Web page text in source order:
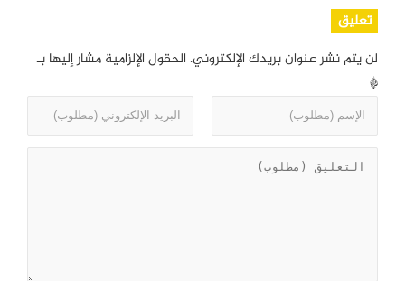
تعليق
لن يتم نشر عنوان بريدك الإلكتروني. الحقول الإلزامية مشار إليها بـ
*